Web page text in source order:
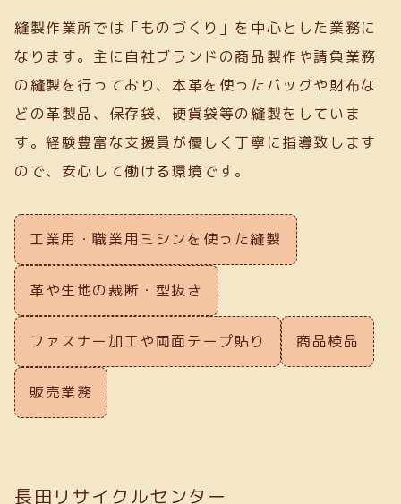
縫製作業所では「ものづくり」を中心とした業務に
なります。主に自社ブランドの商品製作や請負業務
の縫製を行っており、本革を使ったバッグや財布な
どの革製品、保存袋、硬貨袋等の縫製をしていま
す。経験豊富な支援員が優しく丁寧に指導致します
ので、安心して働ける環境です。
工業用・職業用ミシンを使った縫製
革や生地の裁断・型抜き
ファスナー加工や両面テープ貼り 商品検品
販売業務
長田リサイクルセンター